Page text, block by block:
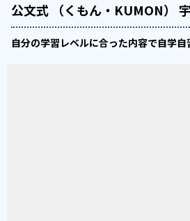
公文式 （くもん・KUMON）
自分の学習レベルに合った内容で自学自